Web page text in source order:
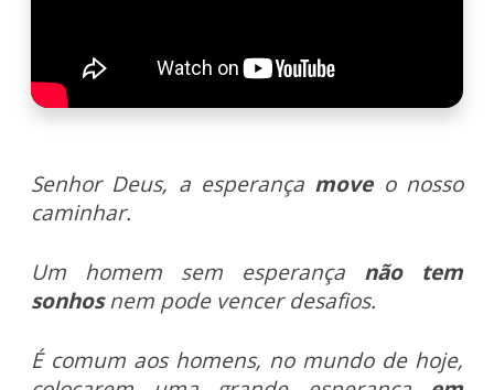
Senhor Deus, a esperança moveo nosso
caminhar.
Um homem sem esperança não tem
sonhosnem pode vencer desafios.
É comum aos homens, no mundo de hoje,